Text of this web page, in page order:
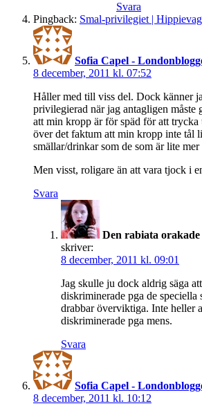
Svara
Pingback: Smal-privilegiet |
Sofia Capel -
8 december, 2011 kl. 07:52
Håller med till viss del. Dock känner
privilegierad när jag antagligen måste
att min kropp är för späd för att trycka
över det faktum att min kropp inte tål
smällar/drinkar som de som är lite mer
Men visst, roligare än att vara tjock i
Svara
Den rabiata
skriver:
8 december, 2011 kl. 09:01
Jag skulle ju dock aldrig säga
diskriminerade pga de speciella
drabbar överviktiga. Inte heller
diskriminerade pga mens.
Svara
Sofia Capel -
8 december, 2011 kl. 10:12